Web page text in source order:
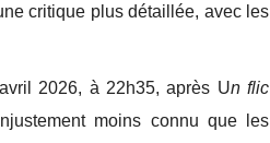
critique plus détaillée, avec les
2026, à 22h35, après Un flic
moins connu que les